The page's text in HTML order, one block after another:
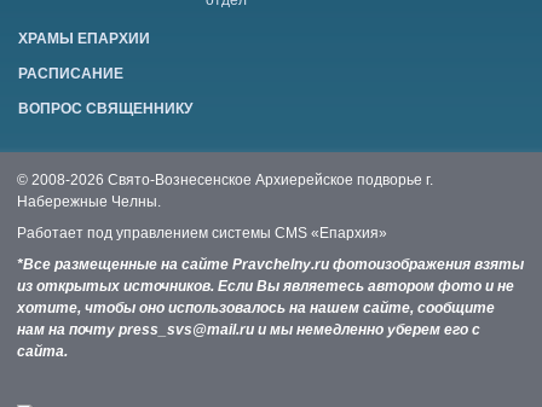
ХРАМЫ ЕПАРХИИ
РАСПИСАНИЕ
ВОПРОС СВЯЩЕННИКУ
© 2008-2026 Свято-Вознесенское Архиерейское подворье г.
Набережные Челны.
Работает под управлением системы CMS «Епархия»
*Все размещенные на сайте Pravchelny.ru фотоизображения взяты
из открытых источников. Если Вы являетесь автором фото и не
хотите, чтобы оно использовалось на нашем сайте, сообщите
нам на почту press_svs@mail.ru и мы немедленно уберем его с
сайта.